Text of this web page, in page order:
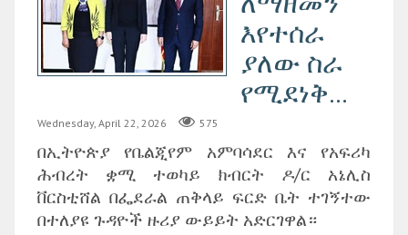
እየተሰራ
ያለው ስራ
የሚደነቅ...
Wednesday, April 22, 2026 575
በኢትዮጵያ የቤልጂየም አምባሳደር እና የአፍሪካ
ሕብረት ቋሚ ተወካይ ክብርት ዶ/ር አኔሊስ
ቨርስቲሸል በፌደራል ጠቅላይ ፍርድ ቤት ተገኝተው
በተለያዩ ጉዳዮች ዙሪያ ውይይት አድርገዋል።